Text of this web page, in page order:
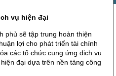
vụ hiện đại
phủ sẽ tập trung hoàn thiện
lợi cho phát triển tài chính
các tổ chức cung ứng dịch vụ
đại dựa trên nền tảng công